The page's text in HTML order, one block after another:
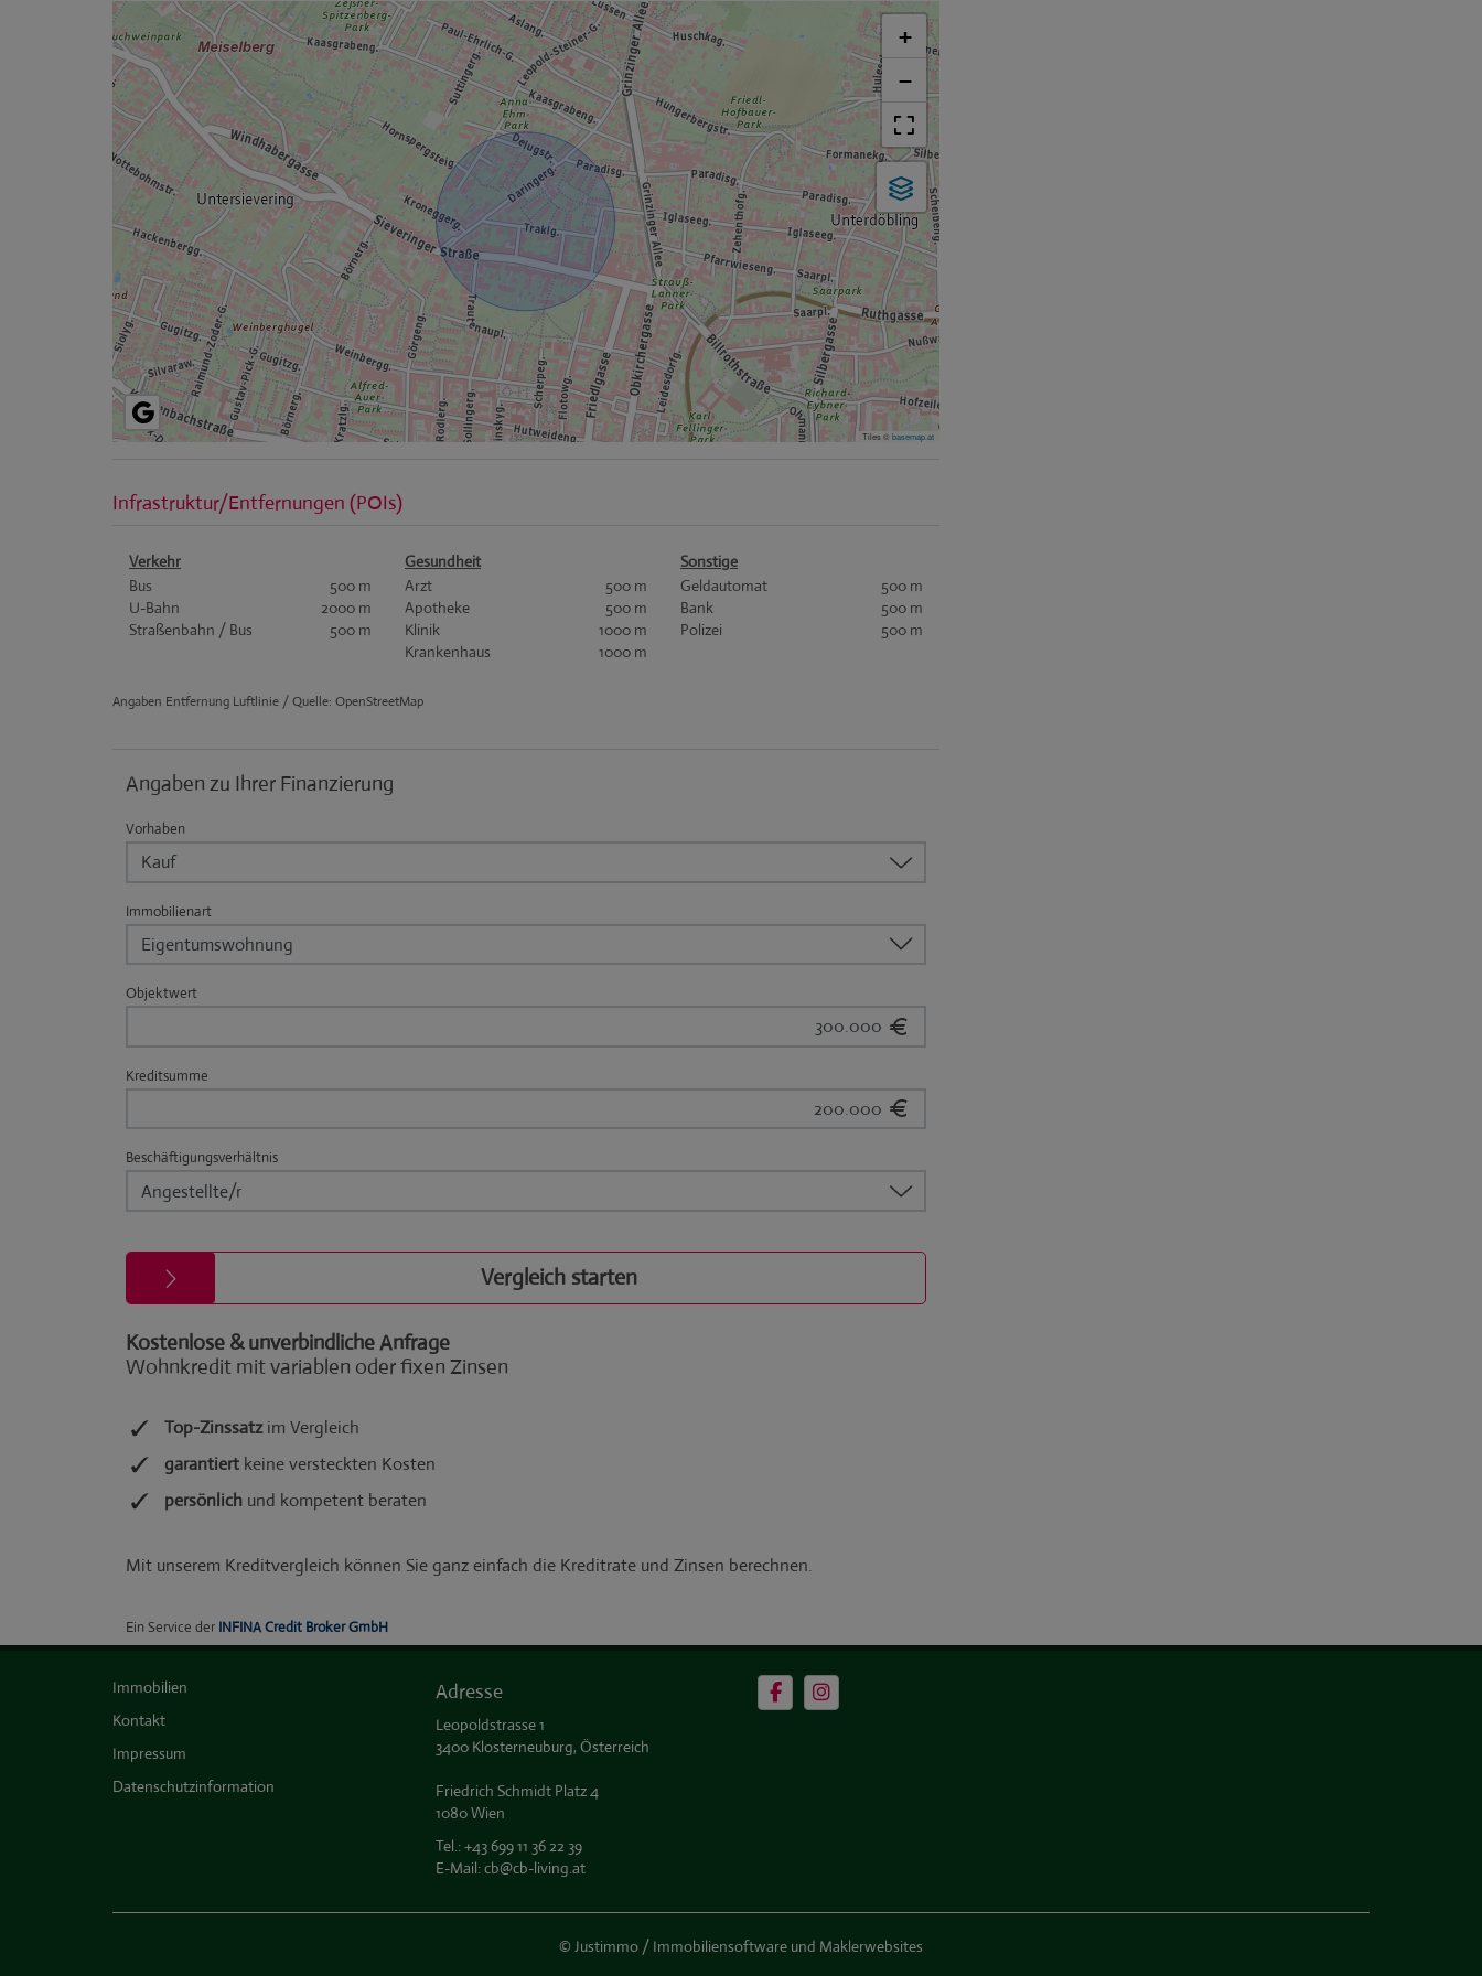
+
−
Tiles ©basemap.at
Infrastruktur/Entfernungen (POIs)
Verkehr
Bus
500 m
U-Bahn
2000 m
Straßenbahn / Bus
500 m
Gesundheit
Arzt
500 m
Apotheke
500 m
Klinik
1000 m
Krankenhaus
1000 m
Sonstige
Geldautomat
500 m
Bank
500 m
Polizei
500 m
Angaben Entfernung Luftlinie / Quelle: OpenStreetMap
Immobilien
Kontakt
Impressum
Datenschutzinformation
Adresse
Leopoldstrasse 1
3400 Klosterneuburg, Österreich
Friedrich Schmidt Platz 4
1080 Wien
Tel.:+43 699 11 36 22 39
E-Mail:cb@cb-living.at
© Justimmo / Immobiliensoftware und Maklerwebsites